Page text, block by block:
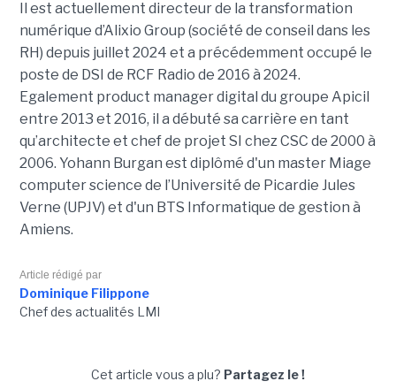
Il est actuellement directeur de la transformation
numérique d’Alixio Group (société de conseil dans les
RH) depuis juillet 2024 et a précédemment occupé le
poste de DSI de RCF Radio de 2016 à 2024.
Egalement product manager digital du groupe Apicil
entre 2013 et 2016, il a débuté sa carrière en tant
qu’architecte et chef de projet SI chez CSC de 2000 à
2006. Yohann Burgan est diplômé d'un master Miage
computer science de l’Université de Picardie Jules
Verne (UPJV) et d'un BTS Informatique de gestion à
Amiens.
Article rédigé par
Dominique Filippone
Chef des actualités LMI
Cet article vous a plu? Partagez le !